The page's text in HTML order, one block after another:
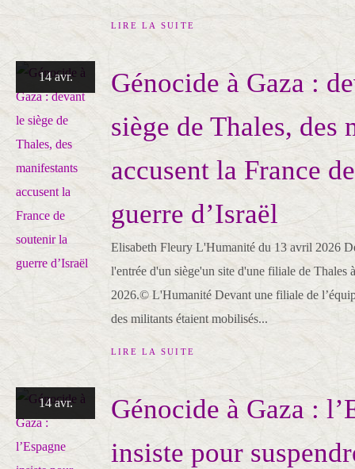
LIRE LA SUITE
14 avr.
Génocide à Gaza :
siège de Thales, des
accusent la France
guerre d’Israël
Elisabeth Fleury L'Humanité du 13 avril 2026
l'entrée d'un siège'un site d'une filiale de Thales
2026.© L'Humanité Devant une filiale de
des militants étaient mobilisés...
LIRE LA SUITE
14 avr.
Génocide à Gaza :
insiste pour